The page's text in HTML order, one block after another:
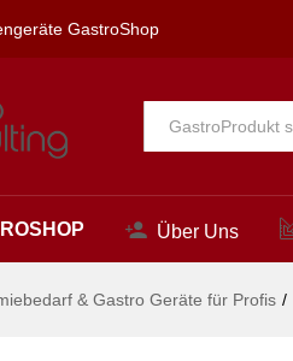
GastroShop
Alle
Über Uns
& Gastro Geräte für Profis /